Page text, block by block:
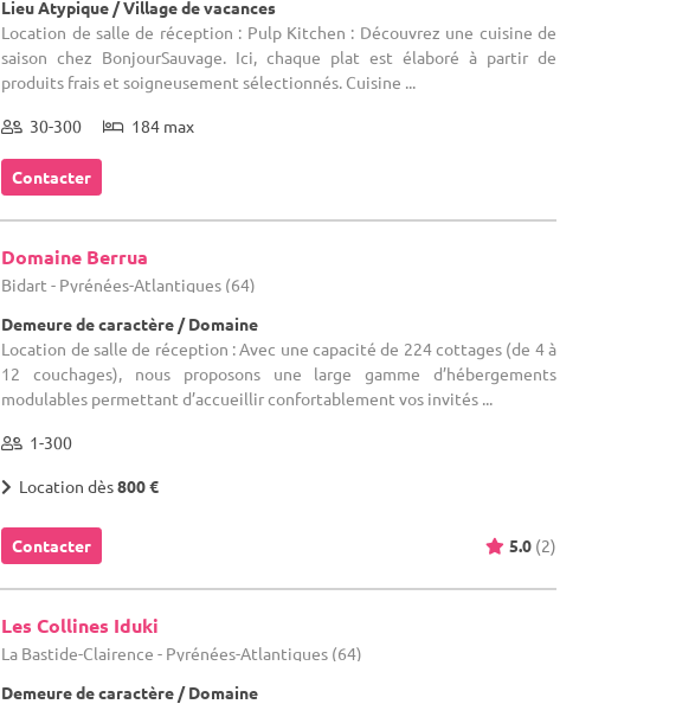
Lieu Atypique / Village de vacances
Location de salle de réception : Pulp Kitchen : Découvrez une cuisine de
saison chez BonjourSauvage. Ici, chaque plat est élaboré à partir de
produits frais et soigneusement sélectionnés. Cuisine ...
30-300 184 max
Contacter
Domaine Berrua
Bidart - Pyrénées-Atlantiques (64)
Demeure de caractère / Domaine
Location de salle de réception : Avec une capacité de 224 cottages (de 4 à
12 couchages), nous proposons une large gamme d’hébergements
modulables permettant d’accueillir confortablement vos invités ...
1-300
Location dès800 €
Contacter 5.0 (2)
Les Collines Iduki
La Bastide-Clairence - Pyrénées-Atlantiques (64)
Demeure de caractère / Domaine